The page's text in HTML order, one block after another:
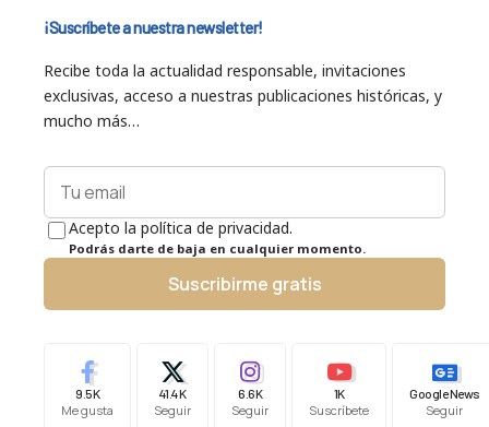
¡Suscríbete a nuestra newsletter!
Recibe toda la actualidad responsable, invitaciones
exclusivas, acceso a nuestras publicaciones históricas, y
mucho más…
Acepto la política de privacidad.
Podrás darte de baja en cualquier momento.
Suscribirme gratis
9.5K
Me gusta
41.4K
Seguir
6.6K
Seguir
1K
Suscríbete
Google News
Seguir